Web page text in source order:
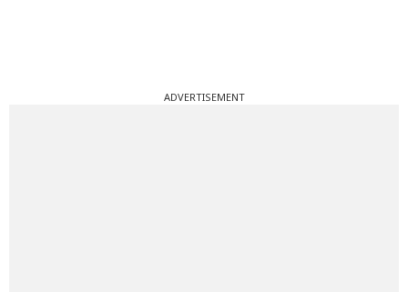
ADVERTISEMENT